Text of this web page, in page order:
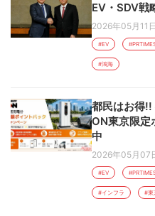
EV・SDV戦
2026年05月11日
#EV
#鴻海
都民はお得
ON東京限定
中
2026年05月07
#EV
#インフラ #東